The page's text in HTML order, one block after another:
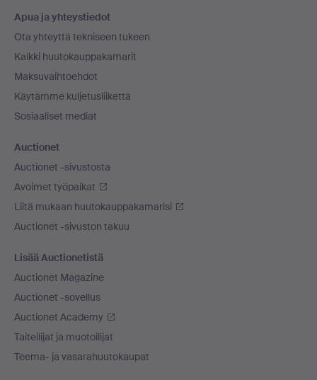
Apua ja yhteystiedot
Ota yhteyttä tekniseen tukeen
Kaikki huutokauppakamarit
Maksuvaihtoehdot
Käytämme kuljetusliikettä
Sosiaaliset mediat
Auctionet
Auctionet -sivustosta
Avoimet työpaikat
Liitä mukaan huutokauppakamarisi
Auctionet -sivuston takuu
Lisää Auctionetistä
Auctionet Magazine
Auctionet -sovellus
Auctionet Academy
Taiteilijat ja muotoilijat
Teema- ja vasarahuutokaupat